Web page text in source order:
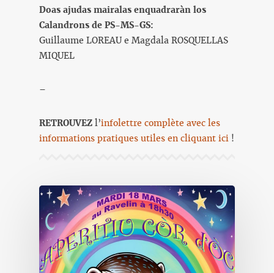
Doas ajudas mairalas enquadraràn los
Calandrons de PS-MS-GS:
Guillaume LOREAU e Magdala ROSQUELLAS
MIQUEL
–
RETROUVEZ l’infolettre complète avec les
informations pratiques utiles en cliquant ici !